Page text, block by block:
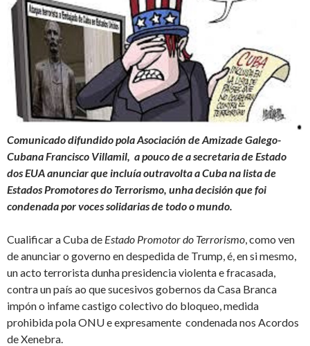
Comunicado difundido pola Asociación de Amizade Galego-
Cubana Francisco Villamil, a pouco de a secretaria de Estado
dos EUA anunciar que incluía outravolta a Cuba na lista de
Estados Promotores do Terrorismo, unha decisión que foi
condenada por voces solidarias de todo o mundo.
Cualificar a Cuba de Estado Promotor do Terrorismo, como ven
de anunciar o governo en despedida de Trump, é, en si mesmo,
un acto terrorista dunha presidencia violenta e fracasada,
contra un país ao que sucesivos gobernos da Casa Branca
impón o infame castigo colectivo do bloqueo, medida
prohibida pola ONU e expresamente condenada nos Acordos
de Xenebra.